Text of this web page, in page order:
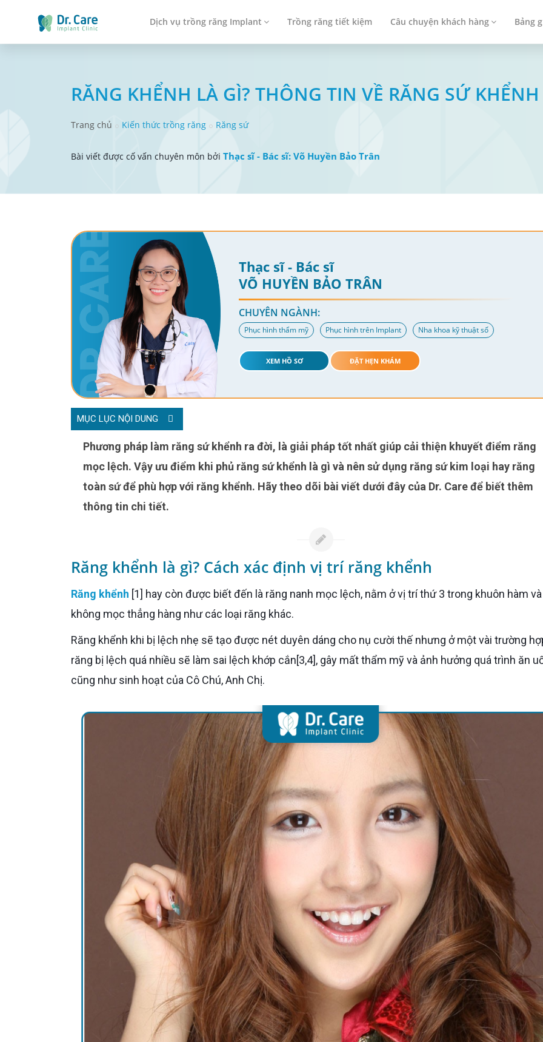
Dịch vụ trồng răng Implant Trồng răng tiết kiệm Câu chuyện khách hàng Bảng
RĂNG KHỂNH LÀ GÌ? THÔNG TIN VỀ RĂNG SỨ KHỂNH
Trang chủ Kiến thức trồng răng Răng sứ
Bài viết được cố vấn chuyên môn bởi Thạc sĩ - Bác sĩ: Võ Huyền Bảo Trân
Thạc sĩ - Bác sĩ
VÕ HUYỀN BẢO TRÂN
CHUYÊN NGÀNH:
Phục hình thẩm mỹ Phục hình trên Implant Nha khoa kỹ thuật số
XEM HỒ SƠ ĐẶT HẸN KHÁM
MỤC LỤC NỘI DUNG
Phương pháp làm răng sứ khểnh ra đời, là giải pháp tốt nhất giúp cải thiện khuyết điểm răng
mọc lệch. Vậy ưu điểm khi phủ răng sứ khểnh là gì và nên sử dụng răng sứ kim loại hay răng
toàn sứ để phù hợp với răng khểnh. Hãy theo dõi bài viết dưới đây của Dr. Care để biết thêm
thông tin chi tiết.
Răng khểnh là gì? Cách xác định vị trí răng khểnh
Răng khểnh [1] hay còn được biết đến là răng nanh mọc lệch, nằm ở vị trí thứ 3 trong khuôn hàm và
không mọc thẳng hàng như các loại răng khác.
Răng khểnh khi bị lệch nhẹ sẽ tạo được nét duyên dáng cho nụ cười thế nhưng ở một vài trường hợp,
răng bị lệch quá nhiều sẽ làm sai lệch khớp cắn[3,4], gây mất thẩm mỹ và ảnh hưởng quá trình ăn
cũng như sinh hoạt của Cô Chú, Anh Chị.